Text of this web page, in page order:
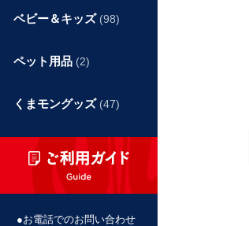
ベビー＆キッズ (98)
ペット用品 (2)
くまモングッズ (47)
お電話でのお問い合わせ